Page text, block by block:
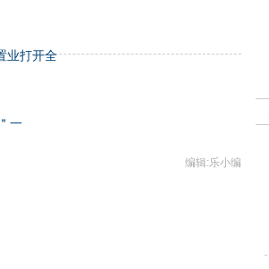
业打开全
一
编辑:乐小编